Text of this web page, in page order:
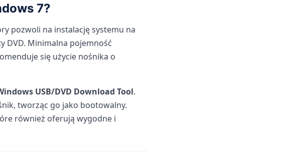
7?
pozwoli na instalację systemu na
DVD. Minimalna pojemność
się użycie nośnika o
USB/DVD Download Tool.
tworząc go jako bootowalny.
również oferują wygodne i